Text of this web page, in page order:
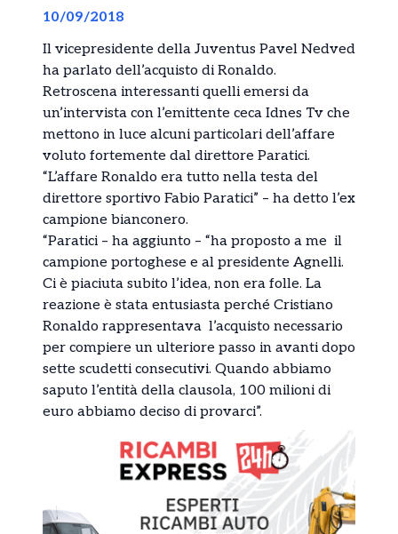
10/09/2018
Il vicepresidente della Juventus Pavel Nedved
ha parlato dell’acquisto di Ronaldo.
Retroscena interessanti quelli emersi da
un’intervista con l’emittente ceca Idnes Tv che
mettono in luce alcuni particolari dell’affare
voluto fortemente dal direttore Paratici.
“L’affare Ronaldo era tutto nella testa del
direttore sportivo Fabio Paratici” – ha detto l’ex
campione bianconero.
“Paratici – ha aggiunto – “ha proposto a me il
campione portoghese e al presidente Agnelli.
Ci è piaciuta subito l’idea, non era folle. La
reazione è stata entusiasta perché Cristiano
Ronaldo rappresentava l’acquisto necessario
per compiere un ulteriore passo in avanti dopo
sette scudetti consecutivi. Quando abbiamo
saputo l’entità della clausola, 100 milioni di
euro abbiamo deciso di provarci”.